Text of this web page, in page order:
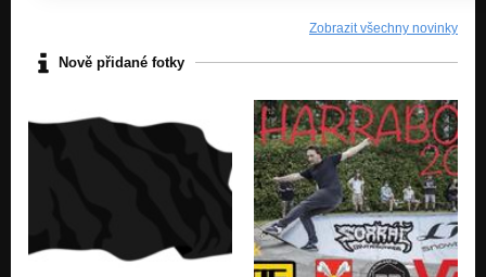
Zobrazit všechny novinky
Nově přidané fotky